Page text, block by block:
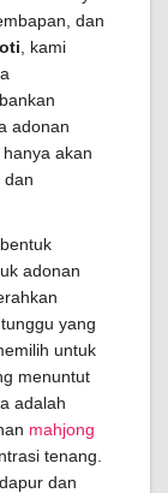
dan
, kami
adonan
akan
dan
adonan
yang
untuk
menuntut
adalah
mahjong
tenang.
dan